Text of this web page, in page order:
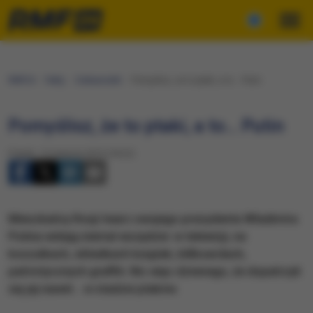
Pomyślisz, że to ptaki, a to… Putin